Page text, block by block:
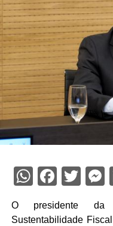
O presidente da
Sustentabilidade